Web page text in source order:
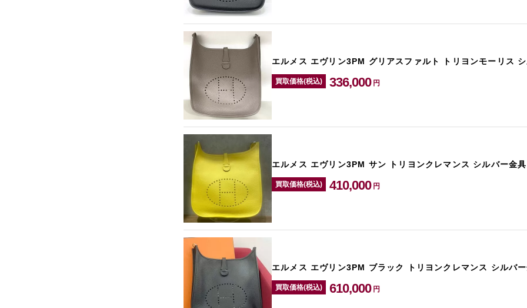
エルメス エヴリン3PM グリアスファルト トリヨンモーリス
買取価格(税込) 336,000 円
エルメス エヴリン3PM サン トリヨンクレマンス シルバー金
買取価格(税込) 410,000 円
エルメス エヴリン3PM ブラック トリヨンクレマンス シルバ
買取価格(税込) 610,000 円